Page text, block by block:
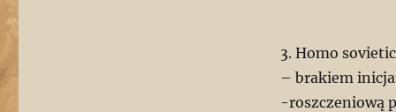
3. Homo
– brakiem
-roszczeniową